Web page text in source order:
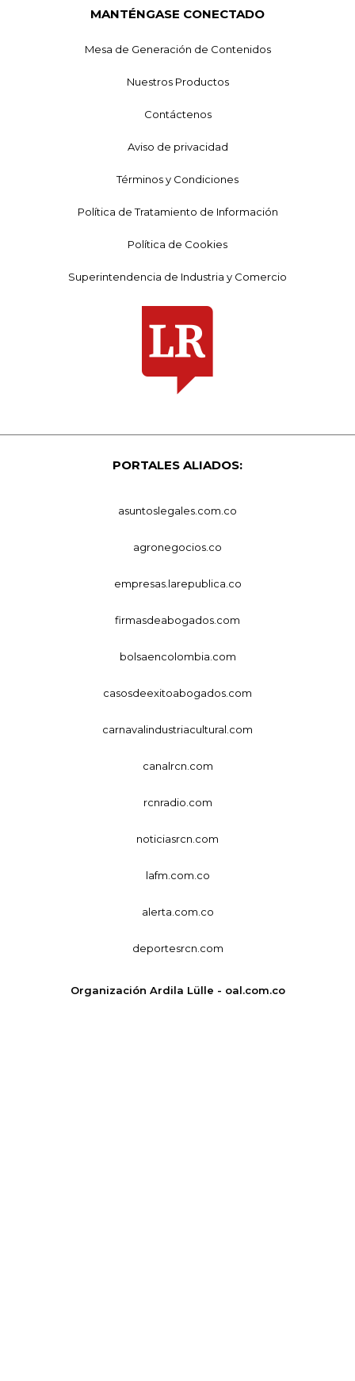
MANTÉNGASE CONECTADO
Mesa de Generación de Contenidos
Nuestros Productos
Contáctenos
Aviso de privacidad
Términos y Condiciones
Política de Tratamiento de Información
Política de Cookies
Superintendencia de Industria y Comercio
PORTALES ALIADOS:
asuntoslegales.com.co
agronegocios.co
empresas.larepublica.co
firmasdeabogados.com
bolsaencolombia.com
casosdeexitoabogados.com
carnavalindustriacultural.com
canalrcn.com
rcnradio.com
noticiasrcn.com
lafm.com.co
alerta.com.co
deportesrcn.com
Organización Ardila Lülle - oal.com.co